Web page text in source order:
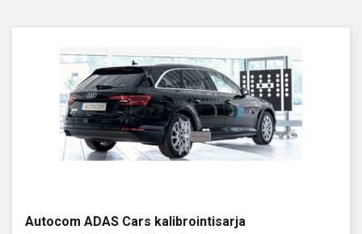
Autocom ADAS Cars kalibrointisarja